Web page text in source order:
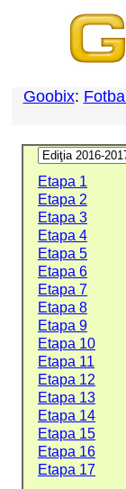
Goobix: Fotbal
Etapa 1
Etapa 2
Etapa 3
Etapa 4
Etapa 5
Etapa 6
Etapa 7
Etapa 8
Etapa 9
Etapa 10
Etapa 11
Etapa 12
Etapa 13
Etapa 14
Etapa 15
Etapa 16
Etapa 17